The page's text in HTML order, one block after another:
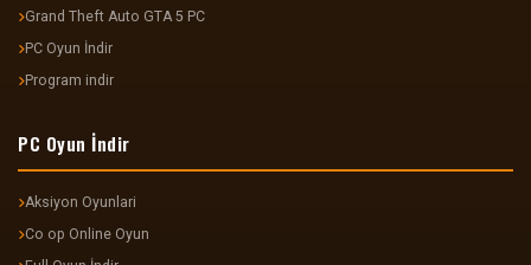
Grand Theft Auto GTA 5 PC
PC Oyun İndir
Program indir
PC Oyun İndir
Aksiyon Oyunlari
Co op Online Oyun